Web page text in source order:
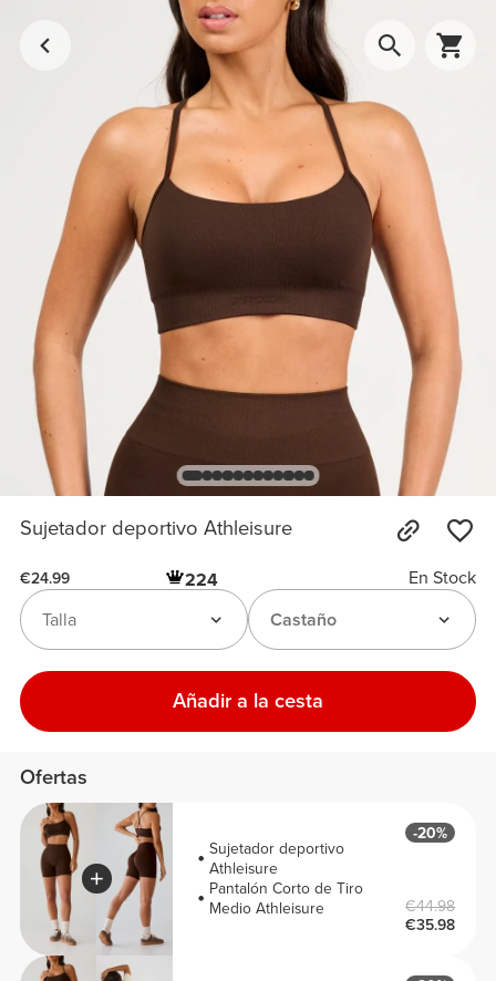
Sujetador deportivo Athleisure
€24.99 224
En Stock
Castaño
Talla
Añadir a la cesta
Ofertas
Sujetador deportivo
Athleisure
Pantalón Corto de Tiro
Medio Athleisure
-20%
€44.98
€35.98